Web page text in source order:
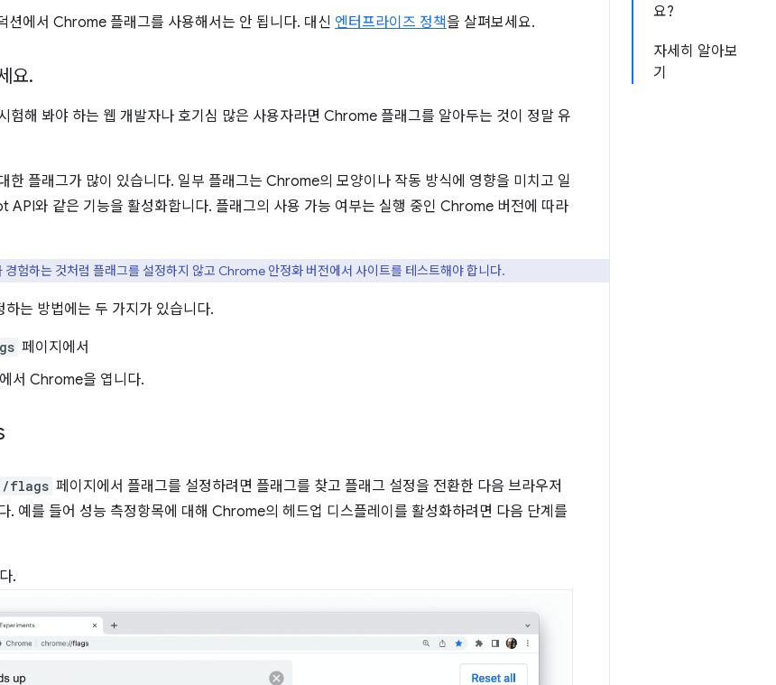
요?
자세히 알아보
기
션에서 Chrome 플래그를 사용해서는 안 됩니다. 대신 엔터프라이즈 정책을 살펴보세요.
요.
험해 봐야 하는 웹 개발자나 호기심 많은 사용자라면 Chrome 플래그를 알아두는 것이 정말 유
한 플래그가 많이 있습니다. 일부 플래그는 Chrome의 모양이나 작동 방식에 영향을 미치고 일
API와 같은 기능을 활성화합니다. 플래그의 사용 가능 여부는 실행 중인 Chrome 버전에 따라
경험하는 것처럼 플래그를 설정하지 않고 Chrome 안정화 버전에서 사이트를 테스트해야 합니다.
는 방법에는 두 가지가 있습니다.
페이지에서
서 Chrome을 엽니다.
flags 페이지에서 플래그를 설정하려면 플래그를 찾고 플래그 설정을 전환한 다음 브라우저
. 예를 들어 성능 측정항목에 대해 Chrome의 헤드업 디스플레이를 활성화하려면 다음 단계를
.